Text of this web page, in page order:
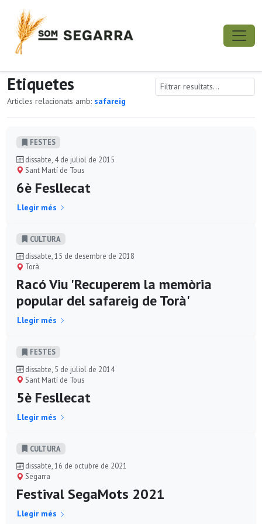
Etiquetes
Articles relacionats amb: safareig
FESTES
dissabte, 4 de juliol de 2015
Sant Martí de Tous
6è Fesllecat
Llegir més
CULTURA
dissabte, 15 de desembre de 2018
Torà
Racó Viu 'Recuperem la memòria
popular del safareig de Torà'
Llegir més
FESTES
dissabte, 5 de juliol de 2014
Sant Martí de Tous
5è Fesllecat
Llegir més
CULTURA
dissabte, 16 de octubre de 2021
Segarra
Festival SegaMots 2021
Llegir més